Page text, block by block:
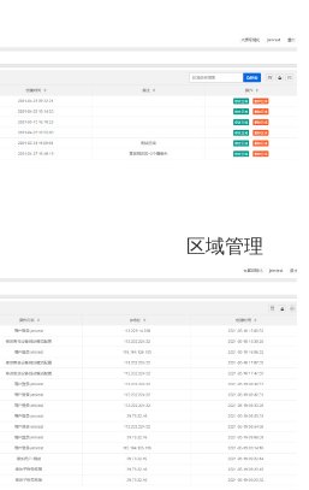
管理